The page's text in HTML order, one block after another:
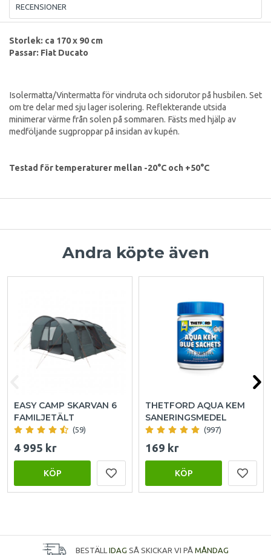
RECENSIONER
Storlek: ca 170 x 90 cm
Passar: Fiat Ducato
Isolermatta/Vintermatta för vindruta och sidorutor på husbilen. Set
om tre delar med sju lager isolering. Reflekterande utsida
minimerar värme från solen på sommaren. Fästs med hjälp av
medföljande sugproppar på insidan av kupén.
Testad för temperaturer mellan -20°C och +50°C
Andra köpte även
EASY CAMP SKARVAN 6
FAMILJETÄLT
(59)
4 995 kr
KÖP
THETFORD AQUA KEM
SANERINGSMEDEL
(997)
169 kr
KÖP
BESTÄLL IDAG SÅ SKICKAR VI PÅ MÅNDAG